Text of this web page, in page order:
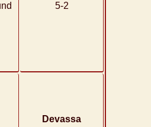
5-2
Devassa